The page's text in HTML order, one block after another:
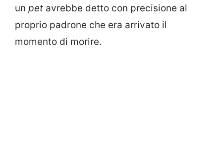
un pet avrebbe detto con precisione al
proprio padrone che era arrivato il
momento di morire.